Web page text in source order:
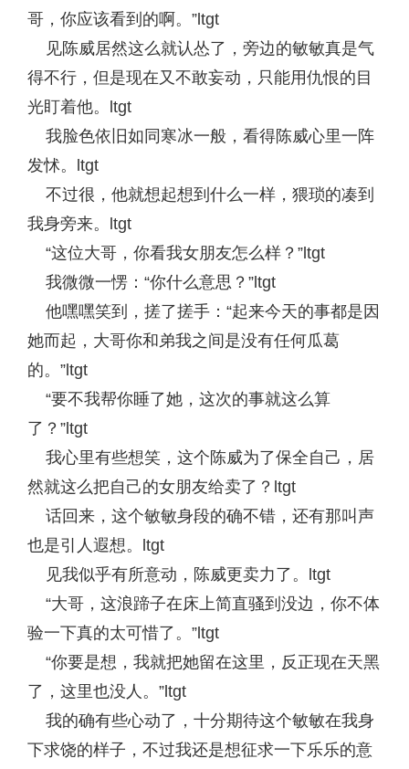
哥，你应该看到的啊。”ltgt
见陈威居然这么就认怂了，旁边的敏敏真是气
得不行，但是现在又不敢妄动，只能用仇恨的目
光盯着他。ltgt
我脸色依旧如同寒冰一般，看得陈威心里一阵
发怵。ltgt
不过很，他就想起想到什么一样，猥琐的凑到
我身旁来。ltgt
“这位大哥，你看我女朋友怎么样？”ltgt
我微微一愣：“你什么意思？”ltgt
他嘿嘿笑到，搓了搓手：“起来今天的事都是因
她而起，大哥你和弟我之间是没有任何瓜葛
的。”ltgt
“要不我帮你睡了她，这次的事就这么算
了？”ltgt
我心里有些想笑，这个陈威为了保全自己，居
然就这么把自己的女朋友给卖了？ltgt
话回来，这个敏敏身段的确不错，还有那叫声
也是引人遐想。ltgt
见我似乎有所意动，陈威更卖力了。ltgt
“大哥，这浪蹄子在床上简直骚到没边，你不体
验一下真的太可惜了。”ltgt
“你要是想，我就把她留在这里，反正现在天黑
了，这里也没人。”ltgt
我的确有些心动了，十分期待这个敏敏在我身
下求饶的样子，不过我还是想征求一下乐乐的意